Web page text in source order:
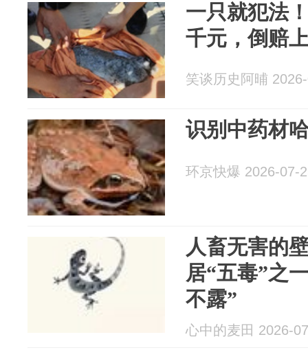
一只就犯法
千元，倒赔
笑谈历史阿晡
识别中药材
环京快爆 2026-07-
人畜无害的
居“五毒”之
不露”
心中的麦田 2026-